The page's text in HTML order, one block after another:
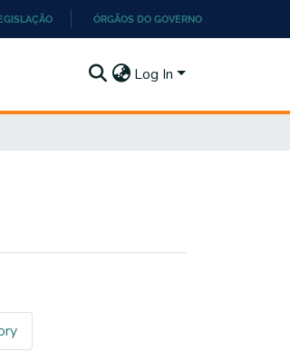
ÓRGÃOS DO GOVERNO
Log In